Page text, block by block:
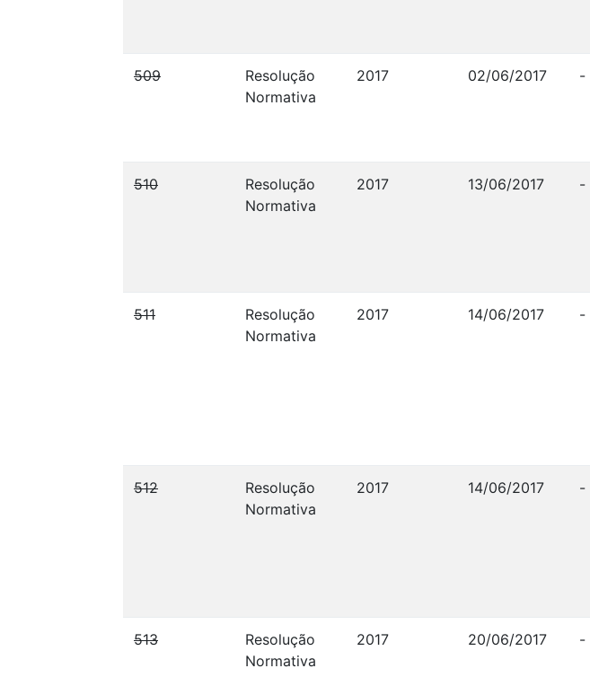
509
Resolução
Normativa
2017 02/06/2017 -
510
Resolução
Normativa
2017 13/06/2017 -
511
Resolução
Normativa
2017 14/06/2017 -
512
Resolução
Normativa
2017 14/06/2017 -
513
Resolução
Normativa
2017 20/06/2017 -